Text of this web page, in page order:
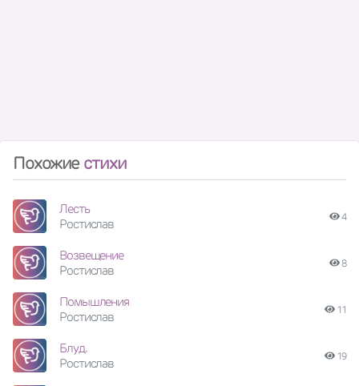
Похожие стихи
Лесть
Ростислав
4
Возвещение
Ростислав
8
Помышления
Ростислав
11
Блуд.
Ростислав
19